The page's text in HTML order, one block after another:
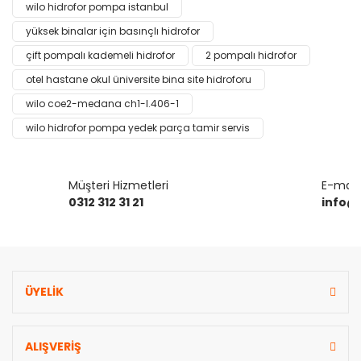
Yorum Yaz
Ürün resmi kalitesiz, bozuk veya görüntülenemiyor.
Ürün açıklamasında eksik bilgiler bulunuyor.
Ürün bilgilerinde hatalar bulunuyor.
Ürün fiyatı diğer sitelerden daha pahalı.
Bu ürüne benzer farklı alternatifler olmalı.
wilo hidrofor pompa istanbul
yüksek binalar için basınçlı hidrofor
çift pompalı kademeli hidrofor
2 pompalı hidrofor
otel hastane okul üniversite bina site hidroforu
wilo coe2-medana ch1-l.406-1
wilo hidrofor pompa yedek parça tamir servis
Müşteri Hizmetleri
0312 312 31 21
E-mail
ÜYELİK
ALIŞVERİŞ